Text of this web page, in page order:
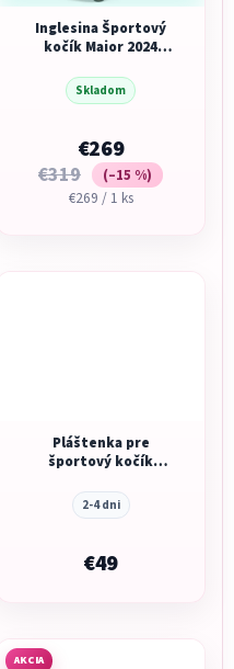
Inglesina Športový
kočík Maior 2024
Skladom
€269
€319
(–15 %)
Jednotková
€269 / 1 ks
Pláštenka pre
športový kočík
2-4 dni
€49
AKCIA